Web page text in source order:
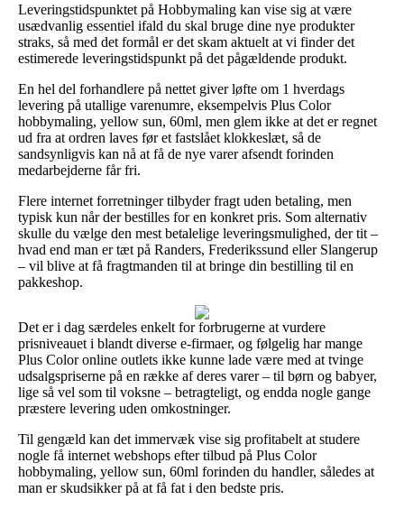
Leveringstidspunktet på Hobbymaling kan vise sig at være
usædvanlig essentiel ifald du skal bruge dine nye produkter
straks, så med det formål er det skam aktuelt at vi finder det
estimerede leveringstidspunkt på det pågældende produkt.
En hel del forhandlere på nettet giver løfte om 1 hverdags
levering på utallige varenumre, eksempelvis Plus Color
hobbymaling, yellow sun, 60ml, men glem ikke at det er regnet
ud fra at ordren laves før et fastslået klokkeslæt, så de
sandsynligvis kan nå at få de nye varer afsendt forinden
medarbejderne får fri.
Flere internet forretninger tilbyder fragt uden betaling, men
typisk kun når der bestilles for en konkret pris. Som alternativ
skulle du vælge den mest betalelige leveringsmulighed, der tit –
hvad end man er tæt på Randers, Frederikssund eller Slangerup
– vil blive at få fragtmanden til at bringe din bestilling til en
pakkeshop.
Det er i dag særdeles enkelt for forbrugerne at vurdere
prisniveauet i blandt diverse e-firmaer, og følgelig har mange
Plus Color online outlets ikke kunne lade være med at tvinge
udsalgspriserne på en række af deres varer – til børn og babyer,
lige så vel som til voksne – betragteligt, og endda nogle gange
præstere levering uden omkostninger.
Til gengæld kan det immervæk vise sig profitabelt at studere
nogle få internet webshops efter tilbud på Plus Color
hobbymaling, yellow sun, 60ml forinden du handler, således at
man er skudsikker på at få fat i den bedste pris.